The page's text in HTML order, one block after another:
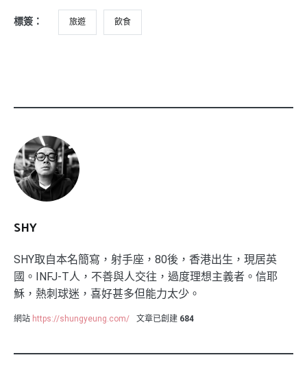
標簽： 旅遊 飲食
SHY
SHY取自本名簡寫，射手座，80後，香港出生，現居英
國。INFJ-T人，不善與人交往，過度理想主義者。信耶
穌，熱刺球迷，喜好甚多但能力太少。
網站 https://shungyeung.com/ 文章已創建 684